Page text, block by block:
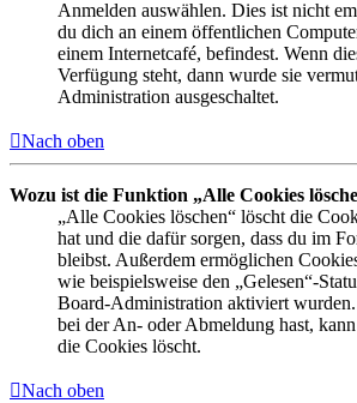
Anmelden auswählen. Dies ist nicht
du dich an einem öffentlichen
einem Internetcafé, befindest. Wenn
Verfügung steht, dann wurde sie
Administration ausgeschaltet.
Nach oben
Wozu ist die Funktion „Alle Cookies
„Alle Cookies löschen“ löscht die
hat und die dafür sorgen, dass du im
bleibst. Außerdem ermöglichen
wie beispielsweise den „Gelesen“-
Board-Administration aktiviert
bei der An- oder Abmeldung hast,
die Cookies löscht.
Nach oben